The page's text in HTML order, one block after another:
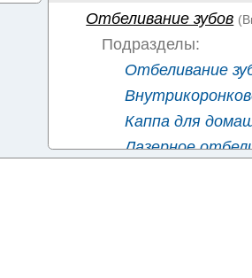
Отбеливание зубов
Подразделы:
Отбеливание
Каппа для
Лазерное